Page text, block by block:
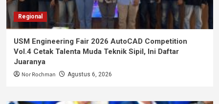
Regional
USM Engineering Fair 2026 AutoCAD Competition
Vol.4 Cetak Talenta Muda Teknik Sipil, Ini Daftar
Juaranya
Nor Rochman Agustus 6, 2026